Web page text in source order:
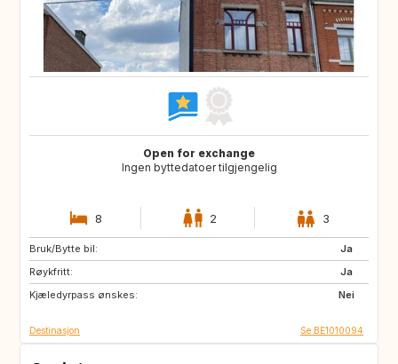
Open for exchange
Ingen byttedatoer tilgjengelig
8 2 3
Bruk/Bytte bil:
Ja
Røykfritt:
Ja
Kjæledyrpass ønskes:
Nei
BE
ES
Destinasjon Se BE1010094